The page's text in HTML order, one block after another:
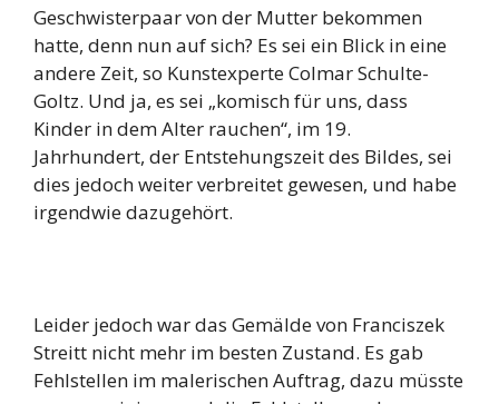
Geschwisterpaar von der Mutter bekommen
hatte, denn nun auf sich? Es sei ein Blick in eine
andere Zeit, so Kunstexperte Colmar Schulte-
Goltz. Und ja, es sei „komisch für uns, dass
Kinder in dem Alter rauchen“, im 19.
Jahrhundert, der Entstehungszeit des Bildes, sei
dies jedoch weiter verbreitet gewesen, und habe
irgendwie dazugehört.
Leider jedoch war das Gemälde von Franciszek
Streitt nicht mehr im besten Zustand. Es gab
Fehlstellen im malerischen Auftrag, dazu müsste